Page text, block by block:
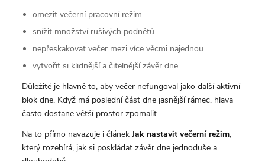
omezit večerní pracovní režim
snížit množství rušivých podnětů
nepřeskakovat večer mezi více věcmi najednou
vytvořit si klidnější a čitelnější závěr dne
Důležité je hlavně to, aby večer nefungoval jako další aktivní
blok dne. Když má poslední část dne jasnější rámec, hlava
často dostane větší prostor zpomalit.
Na to přímo navazuje i článek Jak nastavit večerní režim,
který rozebírá, jak si poskládat závěr dne jednoduše a